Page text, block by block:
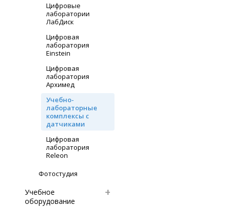
Цифровые
лаборатории
ЛабДиск
Цифровая
лаборатория
Einstein
Цифровая
лаборатория
Архимед
Учебно-
лабораторные
комплексы с
датчиками
Цифровая
лаборатория
Releon
Фотостудия
Учебное
оборудование